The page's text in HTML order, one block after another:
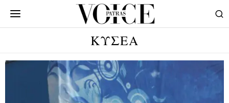
ΚΥΣΕΑ